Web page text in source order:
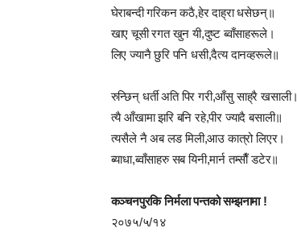
घेराबन्दी गरिकन कठै,हेर दाह्रा धसेछन्॥
खाए चूसी रगत खुन यी,दुष्ट ब्वाँसाहरूले।
लिए ज्यानै छुरि पनि धसी,दैत्य दानव्हरूले॥
रुन्छिन् धर्ती अति पिर गरी,आँसु साह्रै खसाली।
त्यै आँखामा झरि बनि रहे,पीर ज्यादै बसाली॥
त्यसैले नै अब लड मिली,आउ कात्रो लिएर।
ब्याधा,ब्वाँसाहरु सब यिनी,मार्न तम्साैँ डटेर॥
कञ्चनपुरकि निर्मला पन्तको सम्झनामा !
२०७५/५/१४